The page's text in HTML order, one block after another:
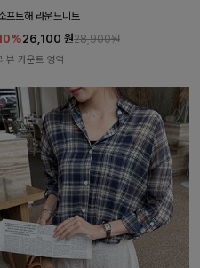
프트해 라운드니트
26,100 원28,900원
뷰 카운트 영역